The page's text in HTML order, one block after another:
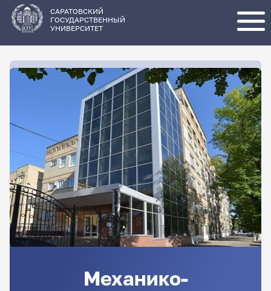
основному
содержанию
САРАТОВСКИЙ
ГОСУДАРСТВЕННЫЙ
УНИВЕРСИТЕТ
Механико-